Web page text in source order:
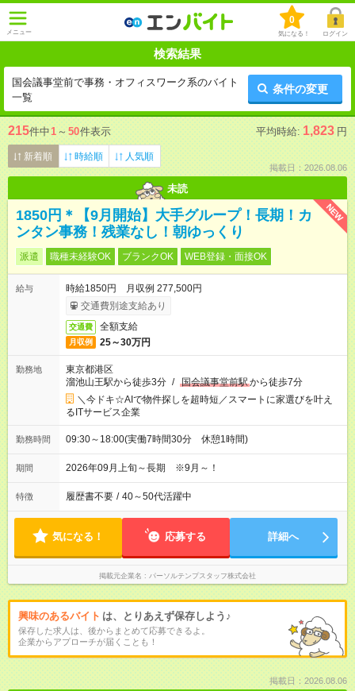
メニュー
0
気になる！ ログイン
検索結果
国会議事堂前で事務・オフィスワーク系のバイト
一覧
条件の変更
215件中1 ～ 50件表示 平均時給: 1,823 円
新着順 時給順 人気順
掲載日：2026.08.06
未読
NEW
1850円＊【9月開始】大手グループ！長期！カ
ンタン事務！残業なし！朝ゆっくり
派遣 職種未経験OK ブランクOK WEB登録・面接OK
給与
時給1850円 月収例 277,500円
交通費別途支給あり
交通費 全額支給
月収例 25～30万円
勤務地
東京都港区
溜池山王駅から徒歩3分 / 国会議事堂前駅から徒歩7分
＼今ドキ☆AIで物件探しを超時短／スマートに家選びを叶え
るITサービス企業
勤務時間 09:30～18:00(実働7時間30分 休憩1時間)
期間 2026年09月上旬～長期 ※9月～！
特徴 履歴書不要 / 40～50代活躍中
気になる！ 応募する 詳細へ
掲載元企業名 パーソルテンプスタッフ株式会社
興味のあるバイト は、とりあえず保存しよう♪
保存した求人は、後からまとめて応募できるよ。
企業からアプローチが届くことも！
掲載日：2026.08.06